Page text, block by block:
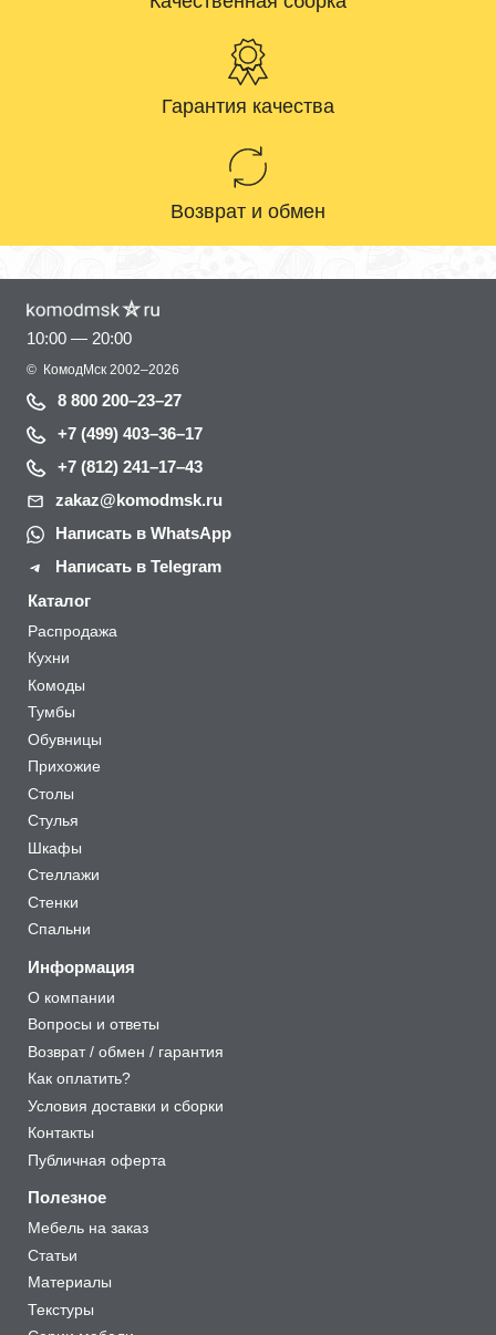
Гарантия качества
Возврат и обмен
10:00 — 20:00
© КомодМск 2002–2026
8 800 200–23–27
+7 (499) 403–36–17
+7 (812) 241–17–43
zakaz@komodmsk.ru
Написать в WhatsApp
Написать в Telegram
Каталог
Распродажа
Кухни
Комоды
Тумбы
Обувницы
Прихожие
Столы
Стулья
Шкафы
Стеллажи
Стенки
Спальни
Информация
О компании
Вопросы и ответы
Возврат / обмен / гарантия
Как оплатить?
Условия доставки и сборки
Контакты
Публичная оферта
Полезное
Мебель на заказ
Статьи
Материалы
Текстуры